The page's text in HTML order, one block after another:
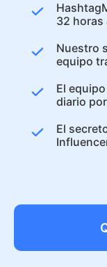
32 horas
Nuestro
equipo
El
diario
El